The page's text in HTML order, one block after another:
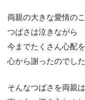
両親の大きな愛情の
つばさは泣きながら
今までたくさん心配
心から謝ったのでした
そんなつばさを両親